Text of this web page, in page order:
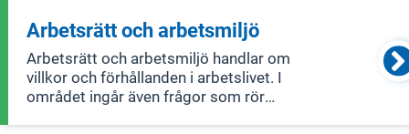
Arbetsrätt och arbetsmiljö
Arbetsrätt och arbetsmiljö handlar om
villkor och förhållanden i arbetslivet. I
området ingår även frågor som rör